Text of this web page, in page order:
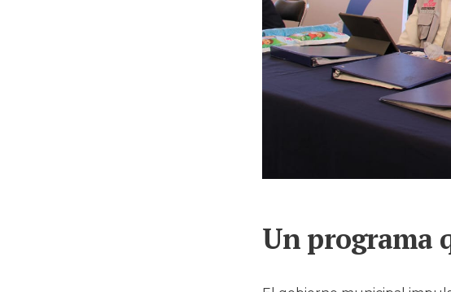
Un programa